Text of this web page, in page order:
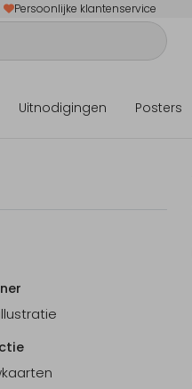
Persoonlijke klantenservice
Uitnodigingen Posters